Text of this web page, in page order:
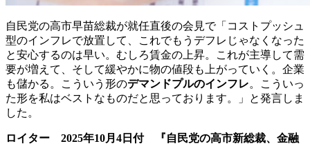
自民党の高市早苗総裁が就任直後の会見で「コストプッシュ
型のインフレで放置して、これでもうデフレじゃなくなった
と安心するのは早い。むしろ賃金の上昇。これが主導して需
要が増えて、そして緩やかに物の値段も上がっていく。企業
も儲かる。こういう形のデマンドプルのインフレ。こういっ
た形を私はベストなものだと思っております。」と発言しま
した。
ロイター 2025年10月4日 付 『自民党の高市新総裁、金融